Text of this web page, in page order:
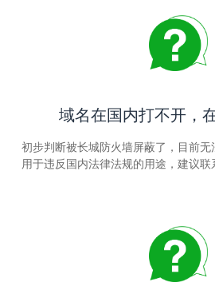
域名在国内打不开，
初步判断被长城防火墙屏蔽了，目前
用于违反国内法律法规的用途，建议联